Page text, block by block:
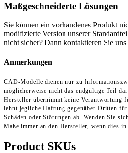
Maßgeschneiderte Lösungen
Sie können ein vorhandenes Produkt
modifizierte Version unserer
nicht sicher? Dann kontaktieren Sie uns
Anmerkungen
CAD-Modelle dienen nur zu
möglicherweise nicht das endgültige Teil
Hersteller übernimmt keine Verantwortung
lehnt jegliche Haftung gegenüber Dritten
Schäden oder Störungen ab. Wenden Sie
Maße immer an den Hersteller, wenn dies
Product SKUs